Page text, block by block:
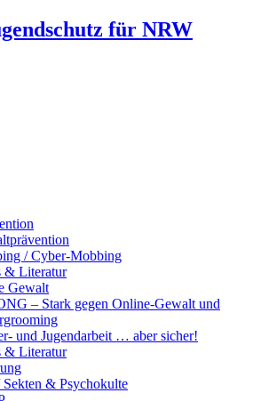
für NRW
/ Cyber-Mobbing
& Literatur
Gewalt
– Stark gegen Online-Gewalt und
und Jugendarbeit … aber sicher!
& Literatur
& Psychokulte